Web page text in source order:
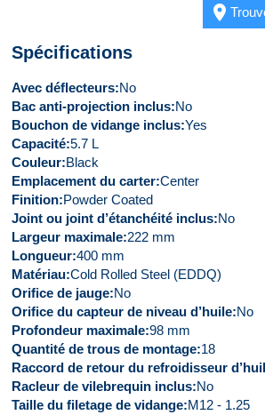
place
Spécifications
Avec déflecteurs No
Bac anti-projection inclus No
Bouchon de vidange inclus Yes
Capacité 5.7 L
Couleur Black
Emplacement du carter Center
Finition Powder Coated
Joint ou joint d’étanchéité inclus No
Largeur maximale 222 mm
Longueur 400 mm
Matériau Cold Rolled Steel (EDDQ)
Orifice de jauge No
Orifice du capteur de niveau d’huile No
Profondeur maximale 98 mm
Quantité de trous de montage 18
Raccord de retour du refroidisseur
Racleur de vilebrequin inclus No
Taille du filetage de vidange M12 - 1.25